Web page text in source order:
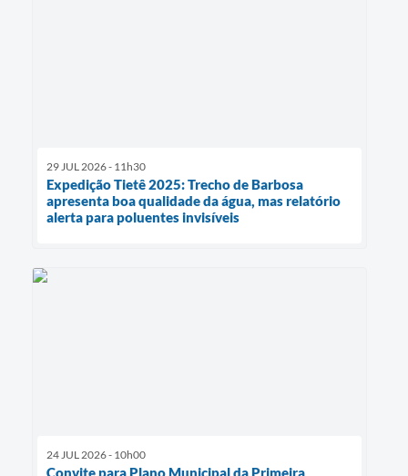
29 JUL 2026 - 11h30
Expedição Tietê 2025: Trecho de Barbosa
apresenta boa qualidade da água, mas relatório
alerta para poluentes invisíveis
24 JUL 2026 - 10h00
Convite para Plano Municipal da Primeira